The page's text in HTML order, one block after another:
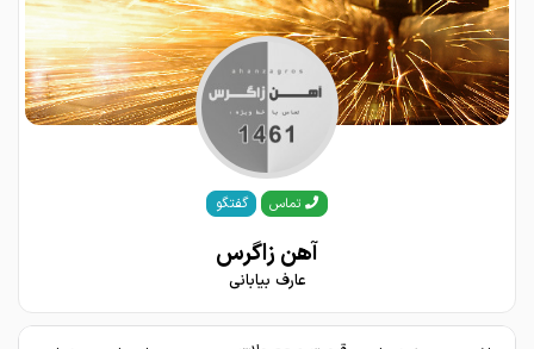
تماس گفتگو
آهن زاگرس
عارف بیابانی